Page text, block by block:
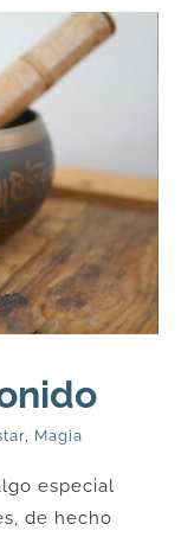
Magia
especial
de hecho